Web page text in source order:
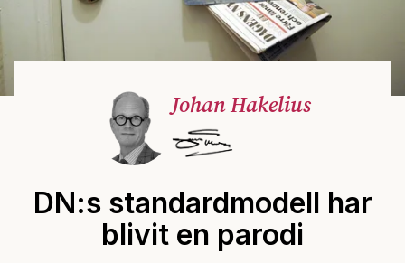
Johan Hakelius
DN:s standardmodell har
blivit en parodi